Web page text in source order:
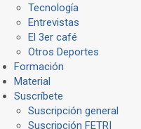
Tecnología
Entrevistas
El 3er café
Otros Deportes
Formación
Material
Suscríbete
Suscripción general
Suscripción FETRI